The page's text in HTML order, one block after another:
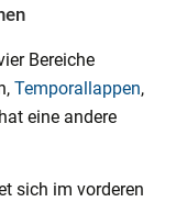
Bereiche
Temporallappen,
eine andere
sich im vorderen